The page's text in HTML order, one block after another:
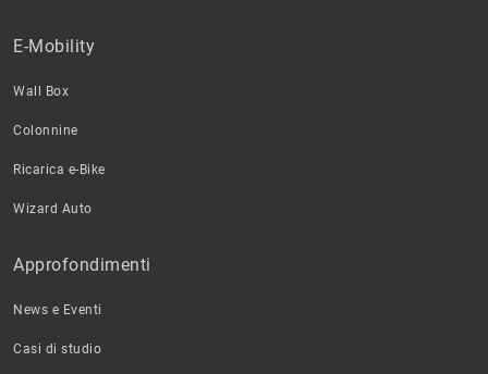
E-Mobility
Wall Box
Colonnine
Ricarica e-Bike
Wizard Auto
Approfondimenti
News e Eventi
Casi di studio